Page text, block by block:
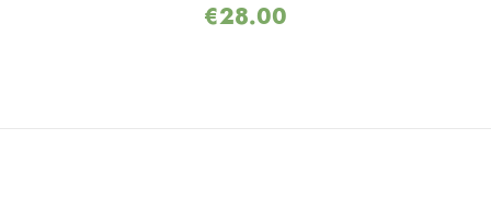
€28.00